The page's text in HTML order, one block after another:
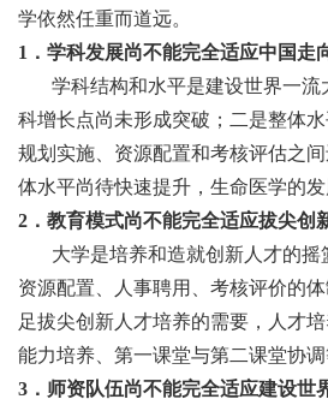
学依然任重而道远。
1．学科发展尚不能完全适应中国走
学科结构和水平是建设世界一流
科增长点尚未形成突破；二是整体
规划实施、资源配置和考核评估之
体水平尚待快速提升，生命医学的
2．教育模式尚不能完全适应拔尖创
大学是培养和造就创新人才的摇
资源配置、人事聘用、考核评价的
足拔尖创新人才培养的需要，人才
能力培养、第一课堂与第二课堂协
3．师资队伍尚不能完全适应建设世